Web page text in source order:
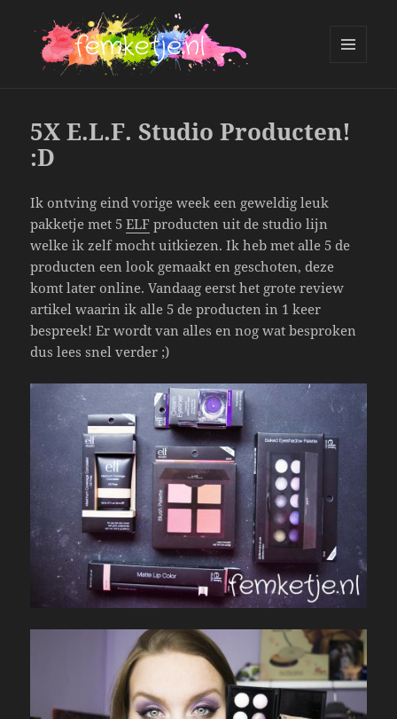
5X E.L.F. Studio Producten!
:D
Ik ontving eind vorige week een geweldig leuk
pakketje met 5ELF producten uit de studio lijn
welke ik zelf mocht uitkiezen. Ik heb met alle 5 de
producten een look gemaakt en geschoten, deze
komt later online. Vandaag eerst het grote review
artikel waarin ik alle 5 de producten in 1 keer
bespreek! Er wordt van alles en nog wat besproken
dus lees snel verder ;)